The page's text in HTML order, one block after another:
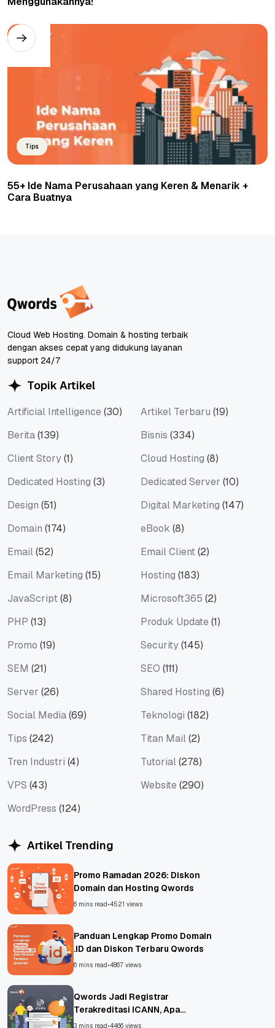
Tips
55+ Ide Nama Perusahaan yang Keren & Menarik +
Cara Buatnya
Cloud Web Hosting. Domain & hosting terbaik
dengan akses cepat yang didukung layanan
support 24/7
Topik Artikel
Artificial Intelligence (30) Artikel Terbaru (19)
Berita(139) Bisnis (334)
Client Story(1) Cloud Hosting (8)
Dedicated Hosting (3) Dedicated Server (10)
Design (51) Digital Marketing (147)
Domain (174) eBook (8)
Email(52) Email Client(2)
Email Marketing (15) Hosting (183)
JavaScript(8) Microsoft365 (2)
PHP (13) Produk Update (1)
Promo (19) Security(145)
SEM (21) SEO (111)
Server (26) Shared Hosting (6)
Social Media(69) Teknologi (182)
Tips (242) Titan Mail(2)
Tren Industri (4) Tutorial(278)
VPS (43) Website (290)
WordPress (124)
Artikel Trending
Promo Ramadan 2026: Diskon
Domain dan Hosting Qwords
6 mins read •4521 views
Panduan Lengkap Promo Domain
.ID dan Diskon Terbaru Qwords
6 mins read •4867 views
Qwords Jadi Registrar
Terakreditasi ICANN, Apa
Untungnya?
3 mins read •4466 views